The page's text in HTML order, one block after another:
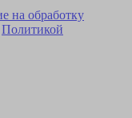
на обработку
Политикой